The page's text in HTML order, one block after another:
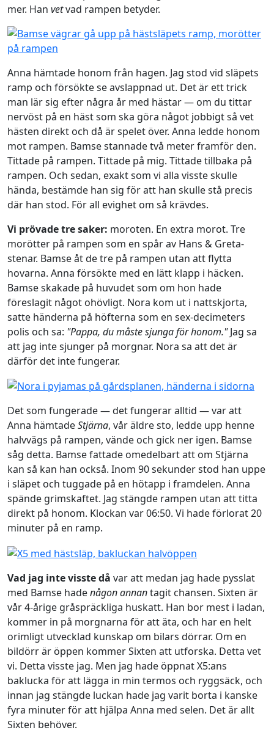
mer. Han vetvad rampen betyder.
Anna hämtade honom från hagen. Jag stod vid släpets
ramp och försökte se avslappnad ut. Det är ett trick
man lär sig efter några år med hästar — om du tittar
nervöst på en häst som ska göra något jobbigt så vet
hästen direkt och då är spelet över. Anna ledde honom
mot rampen. Bamse stannade två meter framför den.
Tittade på rampen. Tittade på mig. Tittade tillbaka på
rampen. Och sedan, exakt som vi alla visste skulle
hända, bestämde han sig för att han skulle stå precis
där han stod. För all evighet om så krävdes.
Vi prövade tre saker: moroten. En extra morot. Tre
morötter på rampen som en spår av Hans & Greta-
stenar. Bamse åt de tre på rampen utan att flytta
hovarna. Anna försökte med en lätt klapp i häcken.
Bamse skakade på huvudet som om hon hade
föreslagit något ohövligt. Nora kom ut i nattskjorta,
satte händerna på höfterna som en sex-decimeters
polis och sa: "Pappa, du måste sjunga för honom."Jag sa
att jag inte sjunger på morgnar. Nora sa att det är
därför det inte fungerar.
Det som fungerade — det fungerar alltid — var att
Anna hämtadeStjärna, vår äldre sto, ledde upp henne
halvvägs på rampen, vände och gick ner igen. Bamse
såg detta. Bamse fattade omedelbart att om Stjärna
kan så kan han också. Inom 90 sekunder stod han uppe
i släpet och tuggade på en hötapp i framdelen. Anna
spände grimskaftet. Jag stängde rampen utan att titta
direkt på honom. Klockan var 06:50. Vi hade förlorat 20
minuter på en ramp.
Vad jag inte visste då var att medan jag hade pysslat
med Bamse hadenågon annantagit chansen. Sixten är
vår 4-årige gråspräckliga huskatt. Han bor mest i ladan,
kommer in på morgnarna för att äta, och har en helt
orimligt utvecklad kunskap om bilars dörrar. Om en
bildörr är öppen kommer Sixten att utforska. Detta vet
vi. Detta visste jag. Men jag hade öppnat X5:ans
baklucka för att lägga in min termos och ryggsäck, och
innan jag stängde luckan hade jag varit borta i kanske
fyra minuter för att hjälpa Anna med selen. Det är allt
Sixten behöver.